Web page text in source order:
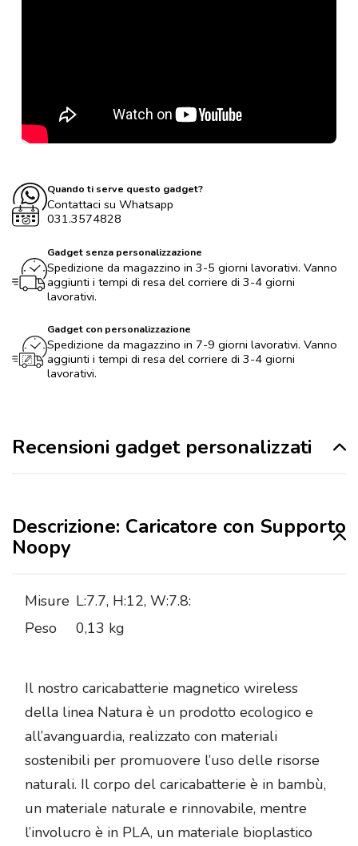
Quando ti serve questo gadget?
Contattaci su Whatsapp
031.3574828
Gadget senza personalizzazione
Spedizione da magazzino in 3-5 giorni lavorativi. Vanno
aggiunti i tempi di resa del corriere di 3-4 giorni
lavorativi.
Gadget con personalizzazione
Spedizione da magazzino in 7-9 giorni lavorativi. Vanno
aggiunti i tempi di resa del corriere di 3-4 giorni
lavorativi.
Recensioni gadget personalizzati
Descrizione: Caricatore con Supporto
Noopy
Misure L:7.7, H:12, W:7.8:
Peso
0,13 kg
Il nostro caricabatterie magnetico wireless
della linea Natura è un prodotto ecologico e
all’avanguardia, realizzato con materiali
sostenibili per promuovere l’uso delle risorse
naturali. Il corpo del caricabatterie è in bambù,
un materiale naturale e rinnovabile, mentre
l’involucro è in PLA, un materiale bioplastico